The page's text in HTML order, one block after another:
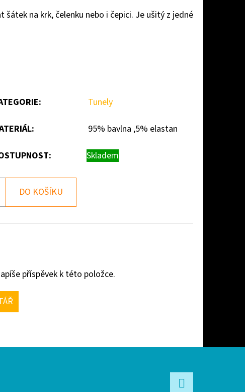
na krk, čelenku nebo i čepici. Je ušitý z jedné
: Tunely
: 95% bavlna ,5% elastan
Skladem
DO KOŠÍKU
příspěvek k této položce.